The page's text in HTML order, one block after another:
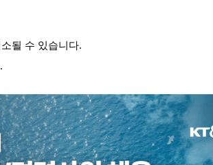
될 수 있습니다.